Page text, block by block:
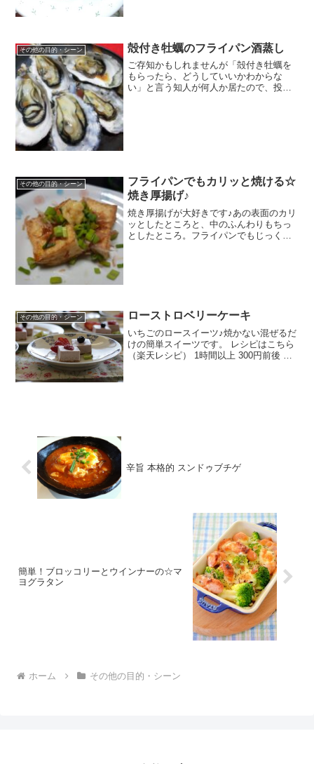
その他の目的・シーン 殻付き牡蠣のフライパン酒蒸し
ご存知かもしれませんが「殻付き牡蠣を
もらったら、どうしていいかわからな
い」と言う知人が何人か居たので、投稿
その他の目的・シーン
フライパンでもカリッと焼ける☆
焼き厚揚げ♪
焼き厚揚げが大好きです♪あの表面のカリ
ッとしたところと、中のふんわりもちっ
としたところ。フライパンでもじっくり
その他の目的・シーン ローストロベリーケーキ
いちごのロースイーツ♪焼かない混ぜるだ
けの簡単スイーツです。 レシピはこちら
（楽天レシピ） 1時間以上 300円前後 材
辛旨 本格的 スンドゥブチゲ
簡単！ブロッコリーとウインナーの☆マ
ヨグラタン
ホーム その他の目的・シーン